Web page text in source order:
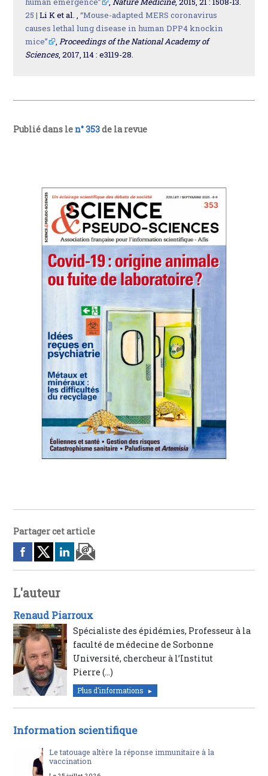
25 | Li K et al. ,“Mouse-adapted MERS coronavirus
causes lethal lung disease in human DPP4 knockin
mice”
,Proceedings of the National Academy of
Sciences, 2017, 114 : e3119-28.
Publié dans le n° 353de la revue
Partager cet article
L'auteur
Renaud Piarroux
Spécialiste des épidémies, Professeur à la
faculté de médecine de Sorbonne
Université, chercheur à l’Institut
Pierre (…)
Plus d'informations
Information scientifique
Le tatouage altère la réponse immunitaire à la
vaccination